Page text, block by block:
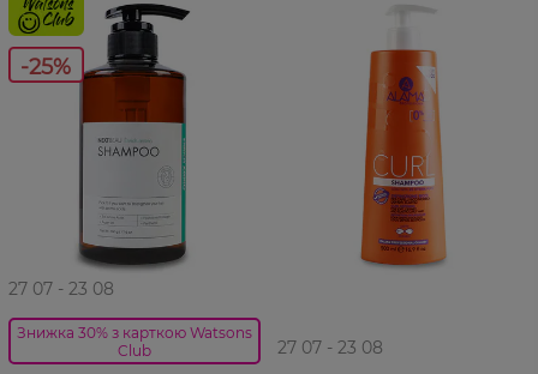
-25%
27 07 - 23 08
Знижка 30% з карткою Watsons
Club
27 07 - 23 08